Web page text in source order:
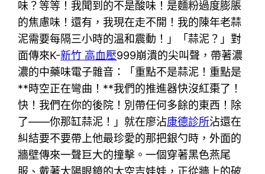
味？等等！我聞到的不是酸味！是麵粉過度膨脹
的焦慮味！還有，我現在走不開！我的陳年老蒜
泥需要每隔三小時的溫和震動！」「蒜泥？」對
面傳來K-新竹 高血壓999崩潰的尖叫聲，帶著濃
濃的中藥味電子雜音：「重點不是蒜泥！重點是
**時空正在彎曲！**我們的推進器快沒紅棗了！
快！我們在你的後院！別帶任何多餘的東西！除
了——你那缸蒜泥！」就在廖沾康德診所沾還在
糾結要不要帶上他最珍愛的那把銀勺時，外面的
牆壁傳來一聲巨大的撞擊。一個穿著黑色燕尾
服、戴著太陽眼鏡的太空吉娃娃，正從牆上的破